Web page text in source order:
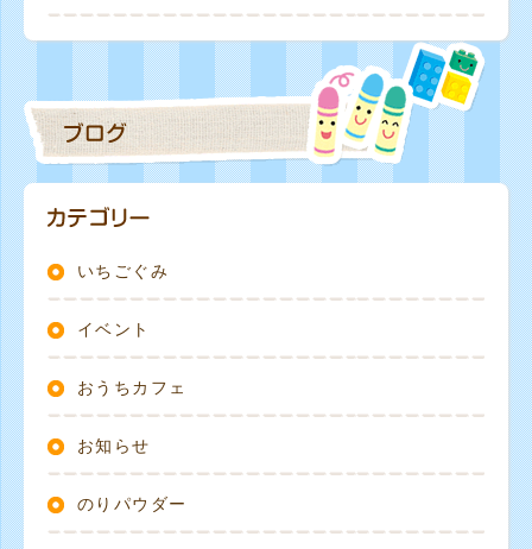
いちごぐみ
イベント
おうちカフェ
お知らせ
のりパウダー